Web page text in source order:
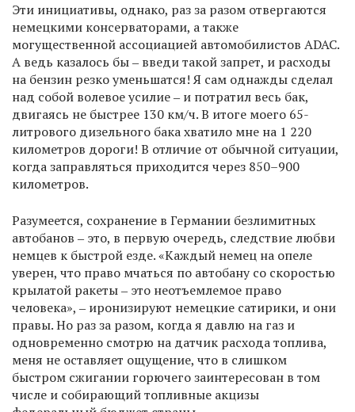
Эти инициативы, однако, раз за разом отвергаются
немецкими консерваторами, а также
могущественной ассоциацией автомобилистов ADAC.
А ведь казалось бы ‒ введи такой запрет, и расходы
на бензин резко уменьшатся! Я сам однажды сделал
над собой волевое усилие ‒ и потратил весь бак,
двигаясь не быстрее 130 км/ч. В итоге моего 65-
литрового дизельного бака хватило мне на 1 220
километров дороги! В отличие от обычной ситуации,
когда заправляться приходится через 850–900
километров.
Разумеется, сохранение в Германии безлимитных
автобанов ‒ это, в первую очередь, следствие любви
немцев к быстрой езде. «Каждый немец на опеле
уверен, что право мчаться по автобану со скоростью
крылатой ракеты ‒ это неотъемлемое право
человека», ‒ иронизируют немецкие сатирики, и они
правы. Но раз за разом, когда я давлю на газ и
одновременно смотрю на датчик расхода топлива,
меня не оставляет ощущение, что в слишком
быстром сжигании горючего заинтересован в том
числе и собирающий топливные акцизы